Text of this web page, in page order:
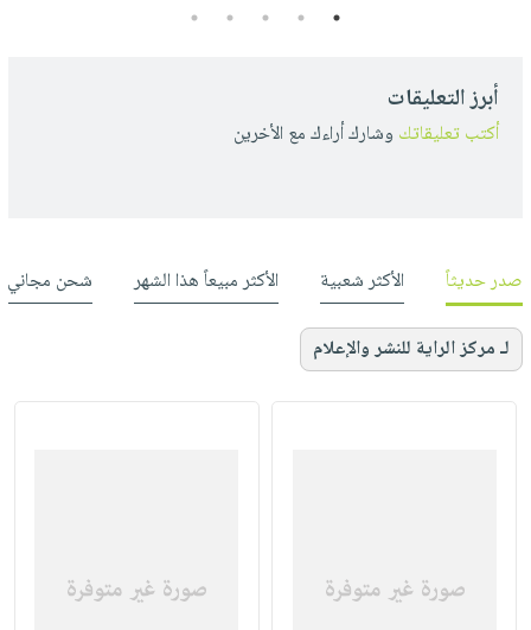
1
2
3
4
5
أبرز التعليقات
أكتب تعليقاتك وشارك أراءك مع الأخرين
صدر حديثاً الأكثر شعبية الأكثر مبيعاً هذا الشهر شحن مجاني
لـ مركز الراية للنشر والإعلام